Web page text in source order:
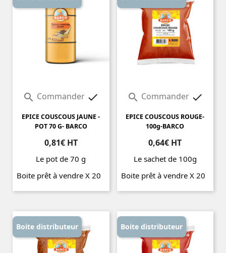
 Commander 
EPICE COUSCOUS JAUNE -
POT 70 G- BARCO
0,81€ HT
Le pot de 70 g
Boite prêt à vendre X 20
Prix
 Commander 
EPICE COUSCOUS ROUGE-
100g-BARCO
0,64€ HT
Le sachet de 100g
Boite prêt à vendre X 20
Prix
Boite distributeur Boite distributeur